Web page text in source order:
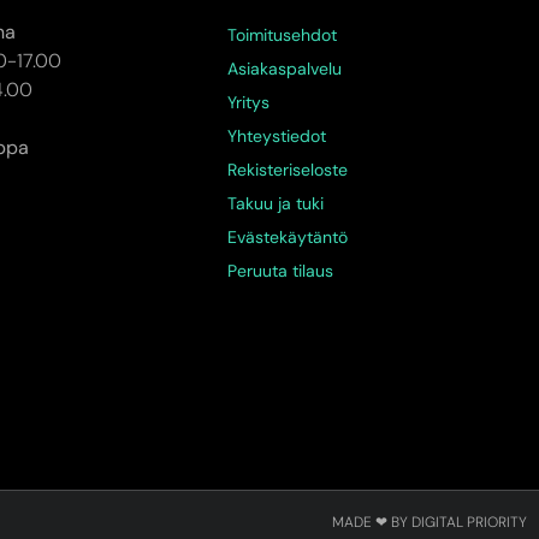
17.00
Toimitusehdot
Asiakaspalvelu
Yritys
Yhteystiedot
Rekisteriseloste
Takuu ja tuki
Evästekäytäntö
Peruuta tilaus
MADE ❤ BY DIGITAL PRIORITY